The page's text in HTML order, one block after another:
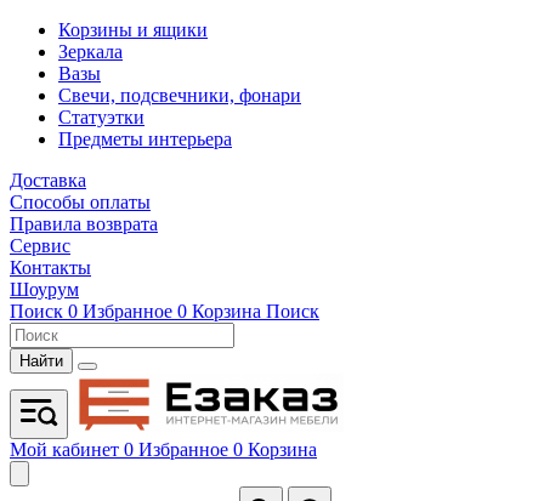
Корзины и ящики
Зеркала
Вазы
Свечи, подсвечники, фонари
Статуэтки
Предметы интерьера
Доставка
Способы оплаты
Правила возврата
Сервис
Контакты
Шоурум
Поиск 0 Избранное 0 Корзина Поиск
Найти
Мой кабинет 0 Избранное 0 Корзина